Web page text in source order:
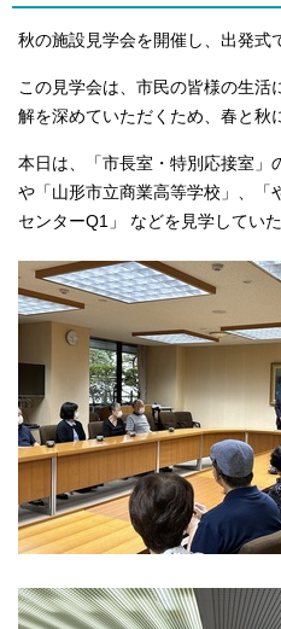
秋の施設見学会を開催し、出発式
この見学会は、市民の皆様の生活
解を深めていただくため、春と秋
本日は、「市長室・特別応接室」
や「山形市立商業高等学校」、「
センターQ1」 などを見学していた